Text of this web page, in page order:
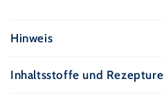
Hinweis
Inhaltsstoffe und